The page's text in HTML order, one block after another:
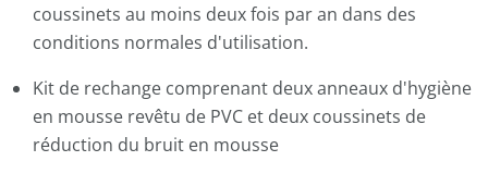
coussinets au moins deux fois par an dans des
conditions normales d'utilisation.
Kit de rechange comprenant deux anneaux d'hygiène
en mousse revêtu de PVC et deux coussinets de
réduction du bruit en mousse